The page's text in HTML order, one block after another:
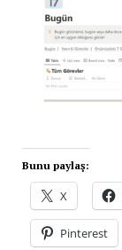
Bunu paylaş:
X
Pinterest